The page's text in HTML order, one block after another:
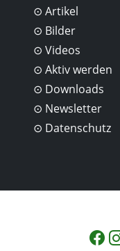
Artikel
Bilder
Videos
Aktiv werden
Downloads
Newsletter
Datenschutz